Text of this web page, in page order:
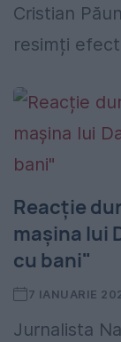
Cristian
resimți
Reacție
mașina lui
cu bani"
7 IANUARIE
Jurnalista